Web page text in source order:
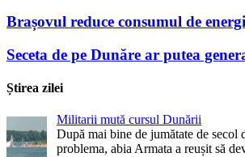
Brașovul reduce consumul de
Seceta de pe Dunăre ar putea
Știrea zilei
Militarii mută cursul Dunării
După mai bine de jumătate de secol
problema, abia Armata a reușit să